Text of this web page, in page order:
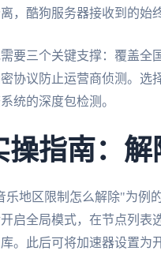
，酷狗服务器接收到的始
要三个关键支撑：覆盖全
协议防止运营商侦测。选
统的深度包检测。
操指南：
乐地区限制怎么解除"为例
启全局模式，在节点列
。此后可将加速器设置为